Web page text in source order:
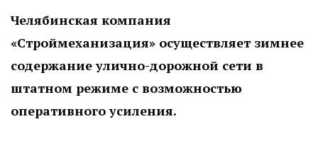
Челябинская компания
«Строймеханизация» осуществляет зимнее
содержание улично-дорожной сети в
штатном режиме с возможностью
оперативного усиления.